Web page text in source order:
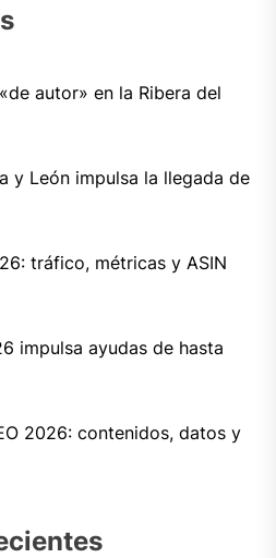
autor» en la Ribera del
y León impulsa la llegada de
tráfico, métricas y ASIN
impulsa ayudas de hasta
2026: contenidos, datos y